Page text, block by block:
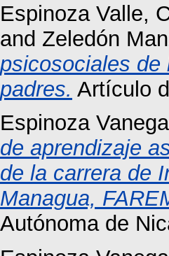
Espinoza Valle,
and Zeledón
psicosociales de
padres. Artículo
Espinoza
de aprendizaje
de la carrera de
Managua,
Autónoma de